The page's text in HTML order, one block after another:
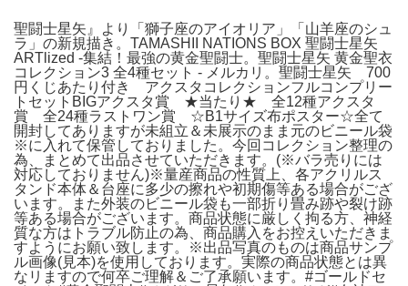
聖闘士星矢』より「獅子座のアイオリア」「山羊座のシュ
ラ」の新規描き。TAMASHII NATIONS BOX 聖闘士星矢
ARTlized -集結！最強の黄金聖闘士。聖闘士星矢 黄金聖衣
コレクション3 全4種セット - メルカリ。聖闘士星矢 700
円くじあたり付き アクスタコレクションフルコンプリー
トセットBIGアクスタ賞 ★当たり★ 全12種アクスタ
賞 全24種ラストワン賞 ☆B1サイズ布ポスター☆全て
開封してありますが未組立＆未展示のまま元のビニール袋
※に入れて保管しておりました。今回コレクション整理の
為、まとめて出品させていただきます。(※バラ売りには
対応しておりません)※量産商品の性質上、各アクリルス
タンド本体＆台座に多少の擦れや初期傷等ある場合がござ
います。また外装のビニール袋も一部折り畳み跡や裂け跡
等ある場合がございます。商品状態に厳しく拘る方、神経
質な方はトラブル防止の為、商品購入をお控えいただきま
すようにお願い致します。※出品写真のものは商品サンプ
ル画像(見本)を使用しております。実際の商品状態とは異
なリますので何卒ご理解＆ご了承願います。#ゴールドセ